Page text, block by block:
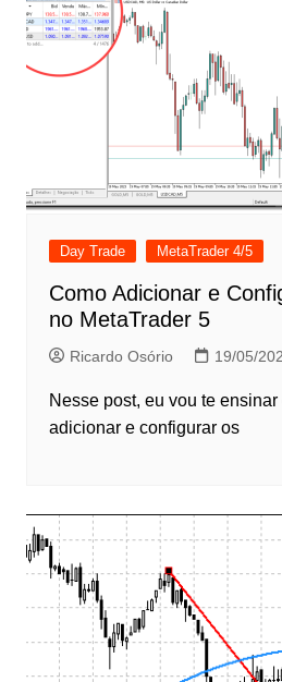
Day Trade MetaTrader 4/5
Como Adicionar e
no MetaTrader 5
Ricardo Osório 19/05/
Nesse post, eu vou te
adicionar e configurar os